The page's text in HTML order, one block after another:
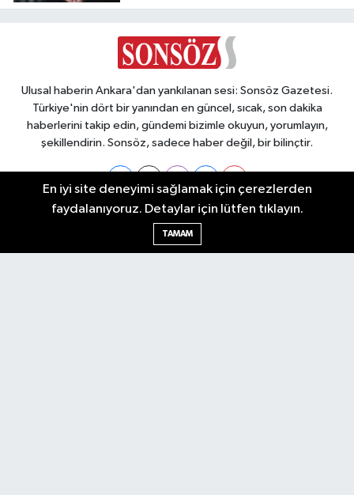
Ulusal haberin Ankara'dan yankılanan sesi: Sonsöz Gazetesi.
Türkiye'nin dört bir yanından en güncel, sıcak, son dakika
haberlerini takip edin, gündemi bizimle okuyun, yorumlayın,
şekillendirin. Sonsöz, sadece haber değil, bir bilinçtir.
Ankara Nöbetçi Eczaneler
En iyi site deneyimi sağlamak için çerezlerden
faydalanıyoruz. Detaylar için lütfen tıklayın.
TAMAM